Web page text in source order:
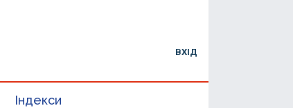
ВХІД
Індекси